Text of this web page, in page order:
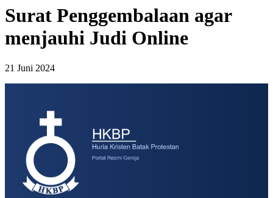
Surat Penggembalaan agar
menjauhi Judi Online
21 Juni 2024